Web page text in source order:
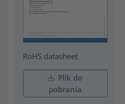
RoHS datasheet
Plik do
pobrania